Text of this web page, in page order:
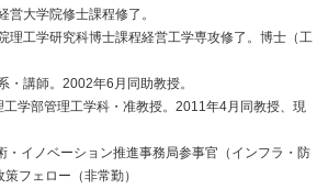
営大学院修士課程修了。
理工学研究科博士課程経営工学専攻修了。博士（工
・講師。2002年6月同助教授。
学部管理工学科・准教授。2011年4月同教授、現
・イノベーション推進事務局参事官（インフラ・防
フェロー（非常勤）